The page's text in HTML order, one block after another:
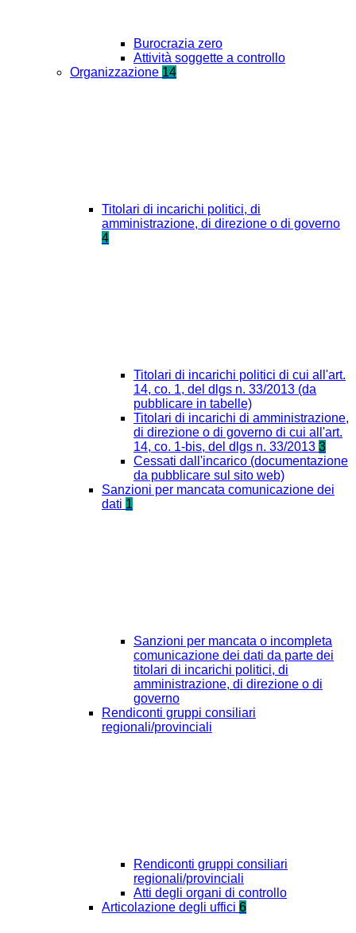
Burocrazia zero
Attività soggette a controllo
Organizzazione 14
Titolari di incarichi politici, di
amministrazione, di direzione o di governo
4
Titolari di incarichi politici di cui all'art.
14, co. 1, del dlgs n. 33/2013 (da
pubblicare in tabelle)
Titolari di incarichi di amministrazione,
di direzione o di governo di cui all'art.
14, co. 1-bis, del dlgs n. 33/2013 3
Cessati dall'incarico (documentazione
da pubblicare sul sito web)
Sanzioni per mancata comunicazione dei
dati 1
Sanzioni per mancata o incompleta
comunicazione dei dati da parte dei
titolari di incarichi politici, di
amministrazione, di direzione o di
governo
Rendiconti gruppi consiliari
regionali/provinciali
Rendiconti gruppi consiliari
regionali/provinciali
Atti degli organi di controllo
Articolazione degli uffici 6